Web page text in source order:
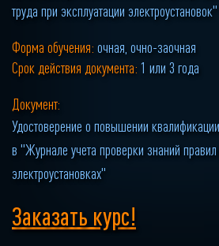
труда при эксплуатации электроустановок"
Форма обучения: очная, очно-заочная
Срок действия документа: 1 или 3 года
Документ:
Удостоверение о повышении
в "Журнале учета проверки знаний
электроустановках"
Заказать курс!